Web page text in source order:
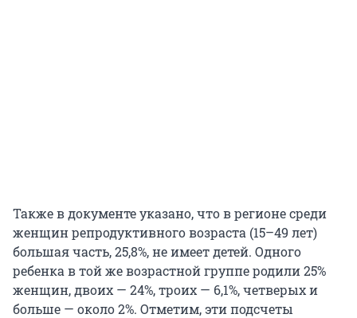
Также в документе указано, что в регионе среди
женщин репродуктивного возраста (15–49 лет)
большая часть, 25,8%, не имеет детей. Одного
ребенка в той же возрастной группе родили 25%
женщин, двоих — 24%, троих — 6,1%, четверых и
больше — около 2%. Отметим, эти подсчеты